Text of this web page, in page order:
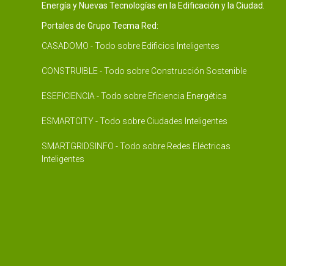
Energía y Nuevas Tecnologías en la Edificación y la Ciudad.
Portales de Grupo Tecma Red:
CASADOMO - Todo sobre Edificios Inteligentes
CONSTRUIBLE - Todo sobre Construcción Sostenible
ESEFICIENCIA - Todo sobre Eficiencia Energética
ESMARTCITY - Todo sobre Ciudades Inteligentes
SMARTGRIDSINFO - Todo sobre Redes Eléctricas
Inteligentes